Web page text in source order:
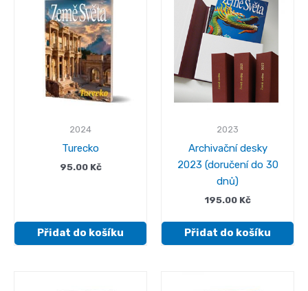
2024
Turecko
95.00 Kč
Přidat do košíku
2023
Archivační desky
2023 (doručení do 30
dnů)
195.00 Kč
Přidat do košíku